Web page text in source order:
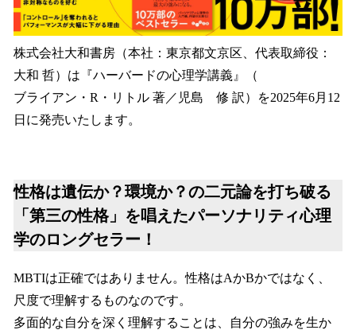
株式会社大和書房（本社：東京都文京区、代表取締役：
大和 哲）は『ハーバードの心理学講義』（
ブライアン・R・リトル 著／児島 修 訳）を2025年6月12
日に発売いたします。
性格は遺伝か？環境か？の二元論を打ち破る
「第三の性格」を唱えたパーソナリティ心理
学のロングセラー！
MBTIは正確ではありません。性格はAかBかではなく、
尺度で理解するものなのです。
多面的な自分を深く理解することは、自分の強みを生か